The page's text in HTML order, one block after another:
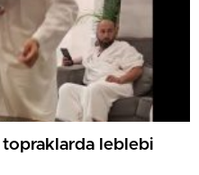
topraklarda leblebi